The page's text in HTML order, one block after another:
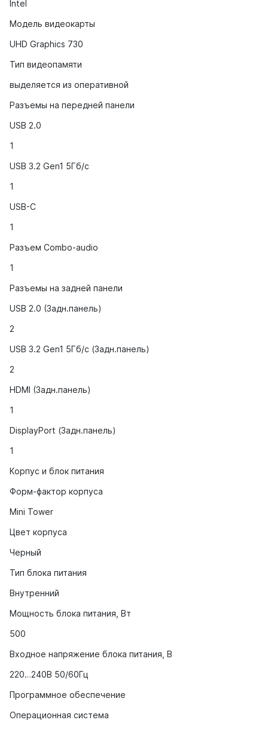
Intel
Модель видеокарты
UHD Graphics 730
Тип видеопамяти
выделяется из оперативной
Разъемы на передней панели
USB 2.0
1
USB 3.2 Gen1 5Гб/с
1
USB-C
1
Разъем Combo-audio
1
Разъемы на задней панели
USB 2.0 (Задн.панель)
2
USB 3.2 Gen1 5Гб/с (Задн.панель)
2
HDMI (Задн.панель)
1
DisplayPort (Задн.панель)
1
Корпус и блок питания
Форм-фактор корпуса
Mini Tower
Цвет корпуса
Черный
Тип блока питания
Внутренний
Мощность блока питания, Вт
500
Входное напряжение блока питания, В
220…240В 50/60Гц
Программное обеспечение
Операционная система